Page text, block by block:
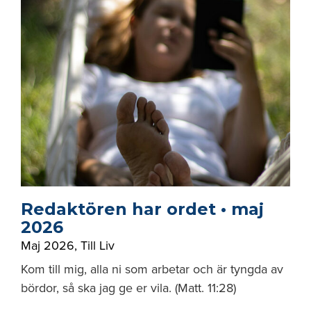
Redaktören har ordet • maj
2026
Maj 2026, Till Liv
Kom till mig, alla ni som arbetar och är tyngda av
bördor, så ska jag ge er vila. (Matt. 11:28)